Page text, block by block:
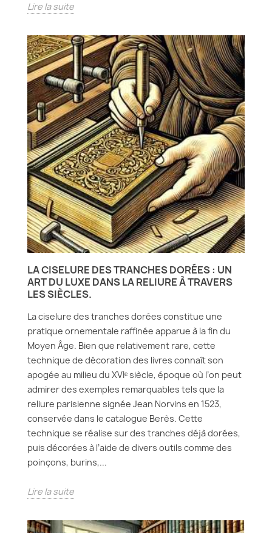
Lire la suite
LA CISELURE DES TRANCHES DORÉES : UN
ART DU LUXE DANS LA RELIURE À TRAVERS
LES SIÈCLES.
La ciselure des tranches dorées constitue une
pratique ornementale raffinée apparue à la fin du
Moyen Âge. Bien que relativement rare, cette
technique de décoration des livres connaît son
apogée au milieu du XVIᵉ siècle, époque où l’on peut
admirer des exemples remarquables tels que la
reliure parisienne signée Jean Norvins en 1523,
conservée dans le catalogue Berès. Cette
technique se réalise sur des tranches déjà dorées,
puis décorées à l’aide de divers outils comme des
poinçons, burins,...
Lire la suite